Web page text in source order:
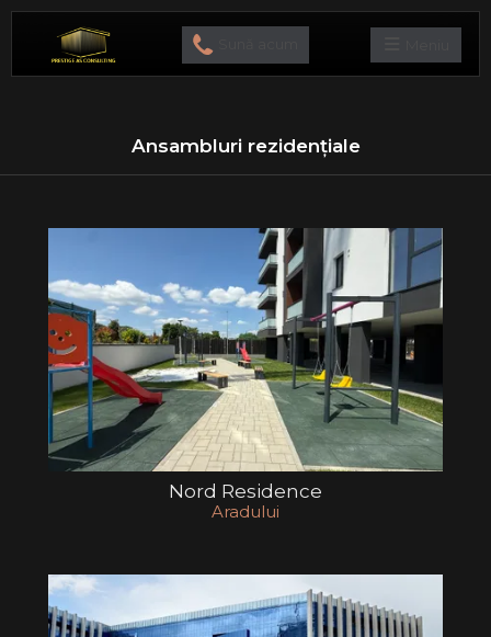
Ansambluri rezidențiale
Nord Residence
Aradului